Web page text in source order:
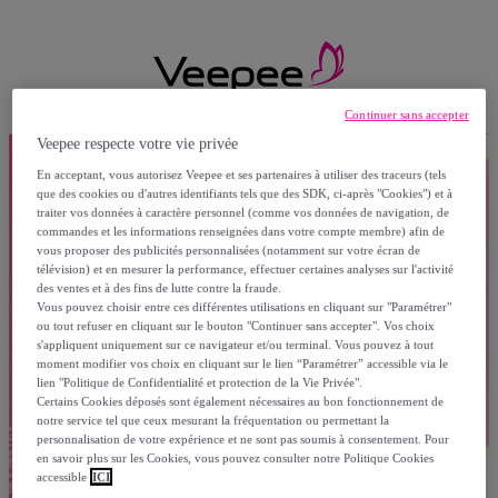
Veepee respecte votre vie privée
En acceptant, vous autorisez Veepee et ses partenaires à utiliser des traceurs (tels
que des cookies ou d'autres identifiants tels que des SDK, ci-après "Cookies") et à
traiter vos données à caractère personnel (comme vos données de navigation, de
commandes et les informations renseignées dans votre compte membre) afin de
vous proposer des publicités personnalisées (notamment sur votre écran de
télévision) et en mesurer la performance, effectuer certaines analyses sur l'activité
des ventes et à des fins de lutte contre la fraude.
Vous pouvez choisir entre ces différentes utilisations en cliquant sur "Paramétrer"
ou tout refuser en cliquant sur le bouton "Continuer sans accepter". Vos choix
s'appliquent uniquement sur ce navigateur et/ou terminal. Vous pouvez à tout
moment modifier vos choix en cliquant sur le lien “Paramétrer” accessible via le
lien "Politique de Confidentialité et protection de la Vie Privée".
Certains Cookies déposés sont également nécessaires au bon fonctionnement de
notre service tel que ceux mesurant la fréquentation ou permettant la
personnalisation de votre expérience et ne sont pas soumis à consentement. Pour
en savoir plus sur les Cookies, vous pouvez consulter notre Politique Cookies
accessible ICI
Continuer sans accepter